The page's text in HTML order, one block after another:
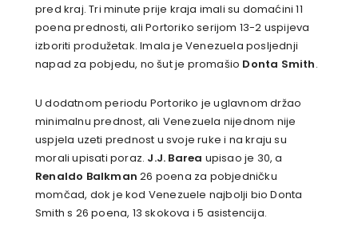
pred kraj. Tri minute prije kraja imali su domaćini 11
poena prednosti, ali Portoriko serijom 13-2 uspijeva
izboriti produžetak. Imala je Venezuela posljednji
napad za pobjedu, no šut je promašio Donta Smith.
U dodatnom periodu Portoriko je uglavnom držao
minimalnu prednost, ali Venezuela nijednom nije
uspjela uzeti prednost u svoje ruke i na kraju su
morali upisati poraz. J.J. Barea upisao je 30, a
Renaldo Balkman 26 poena za pobjedničku
momčad, dok je kod Venezuele najbolji bio Donta
Smith s 26 poena, 13 skokova i 5 asistencija.